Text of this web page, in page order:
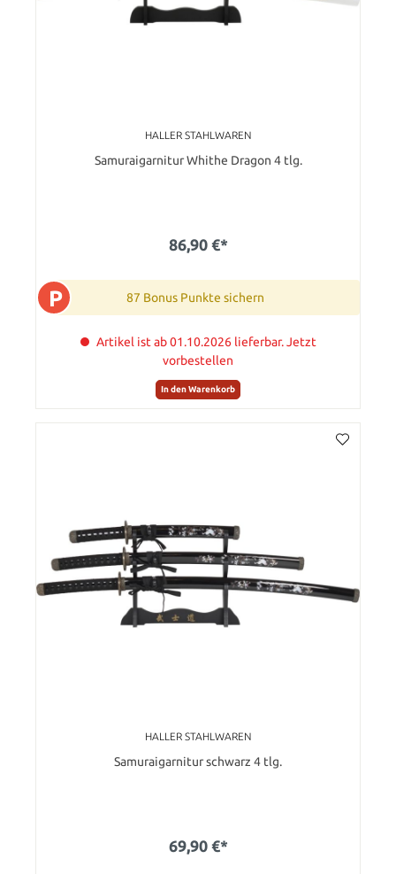
HALLER STAHLWAREN
Samuraigarnitur Whithe Dragon 4 tlg.
86,90 €*
P 87 Bonus Punkte sichern
Artikel ist ab 01.10.2026 lieferbar. Jetzt
vorbestellen
In den Warenkorb
HALLER STAHLWAREN
Samuraigarnitur schwarz 4 tlg.
69,90 €*